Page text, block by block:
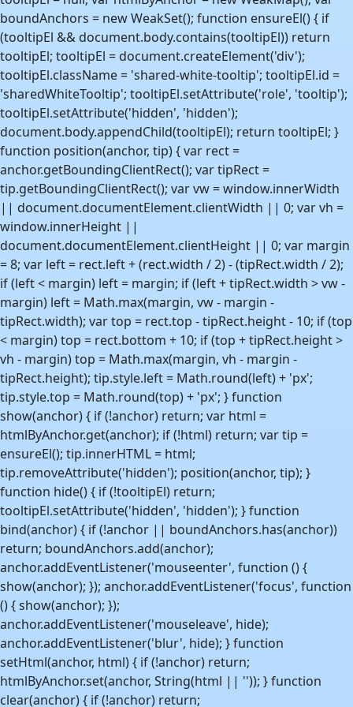
Uke 46
-11,1°C 18. nov. 2023
Uke 47
-12,8°C
21. nov. 2025
Uke 48
-18,2°C 2. des. 2023
Uke 49
-16,9°C
4. des. 2023
Uke 50
-21,8°C 16. des. 2022
-20,2°C
24. des. 2023
Uke 52
-21,8°C 27. des. 2023
Uke 53
-9,3°C 3. jan. 2021
boundAnchors = new WeakSet(); function ensureEl() { if
(tooltipEl && document.body.contains(tooltipEl)) return
tooltipEl; tooltipEl = document.createElement('div');
tooltipEl.className = 'shared-white-tooltip'; tooltipEl.id =
'sharedWhiteTooltip'; tooltipEl.setAttribute('role', 'tooltip');
tooltipEl.setAttribute('hidden', 'hidden');
document.body.appendChild(tooltipEl); return tooltipEl; }
function position(anchor, tip) { var rect =
anchor.getBoundingClientRect(); var tipRect =
tip.getBoundingClientRect(); var vw = window.innerWidth
|| document.documentElement.clientWidth || 0; var vh =
window.innerHeight ||
document.documentElement.clientHeight || 0; var margin
= 8; var left = rect.left + (rect.width / 2) - (tipRect.width / 2);
if (left < margin) left = margin; if (left + tipRect.width > vw -
margin) left = Math.max(margin, vw - margin -
tipRect.width); var top = rect.top - tipRect.height - 10; if (top
< margin) top = rect.bottom + 10; if (top + tipRect.height >
vh - margin) top = Math.max(margin, vh - margin -
tipRect.height); tip.style.left = Math.round(left) + 'px';
tip.style.top = Math.round(top) + 'px'; } function
show(anchor) { if (!anchor) return; var html =
htmlByAnchor.get(anchor); if (!html) return; var tip =
ensureEl(); tip.innerHTML = html;
tip.removeAttribute('hidden'); position(anchor, tip); }
function hide() { if (!tooltipEl) return;
tooltipEl.setAttribute('hidden', 'hidden'); } function
bind(anchor) { if (!anchor || boundAnchors.has(anchor))
return; boundAnchors.add(anchor);
anchor.addEventListener('mouseenter', function () {
show(anchor); }); anchor.addEventListener('focus', function
() { show(anchor); });
anchor.addEventListener('mouseleave', hide);
anchor.addEventListener('blur', hide); } function
setHtml(anchor, html) { if (!anchor) return;
htmlByAnchor.set(anchor, String(html || '')); } function
clear(anchor) { if (!anchor) return;